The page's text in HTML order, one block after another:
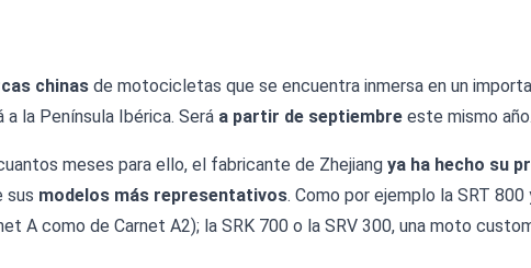
chinas de motocicletas que se encuentra inmersa en un
la Península Ibérica. Será a partir de septiembre este mismo año.
meses para ello, el fabricante de Zhejiang ya ha hecho su
sus modelos más representativos. Como por ejemplo la SRT
A como de Carnet A2); la SRK 700 o la SRV 300, una moto